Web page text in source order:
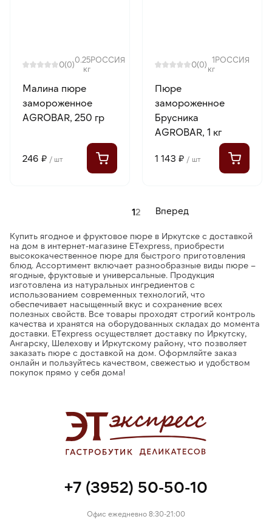
0(0)0.25
кг
РОССИЯ
Малина пюре
замороженное
AGROBAR, 250 гр
246 ₽ / шт
0(0) 1
кг
РОССИЯ
Пюре
замороженное
Брусника
AGROBAR, 1 кг
1 143 ₽ / шт
12 Вперед
Купить ягодное и фруктовое пюре в Иркутске с доставкой
на дом в интернет-магазине ETexpress, приобрести
высококачественное пюре для быстрого приготовления
блюд. Ассортимент включает разнообразные виды пюре –
ягодные, фруктовые и универсальные. Продукция
изготовлена из натуральных ингредиентов с
использованием современных технологий, что
обеспечивает насыщенный вкус и сохранение всех
полезных свойств. Все товары проходят строгий контроль
качества и хранятся на оборудованных складах до момента
доставки. ETexpress осуществляет доставку по Иркутску,
Ангарску, Шелехову и Иркутскому району, что позволяет
заказать пюре с доставкой на дом. Оформляйте заказ
онлайн и пользуйтесь качеством, свежестью и удобством
покупок прямо у себя дома!
+7 (3952) 50-50-10
Офис ежедневно 8:30-21:00